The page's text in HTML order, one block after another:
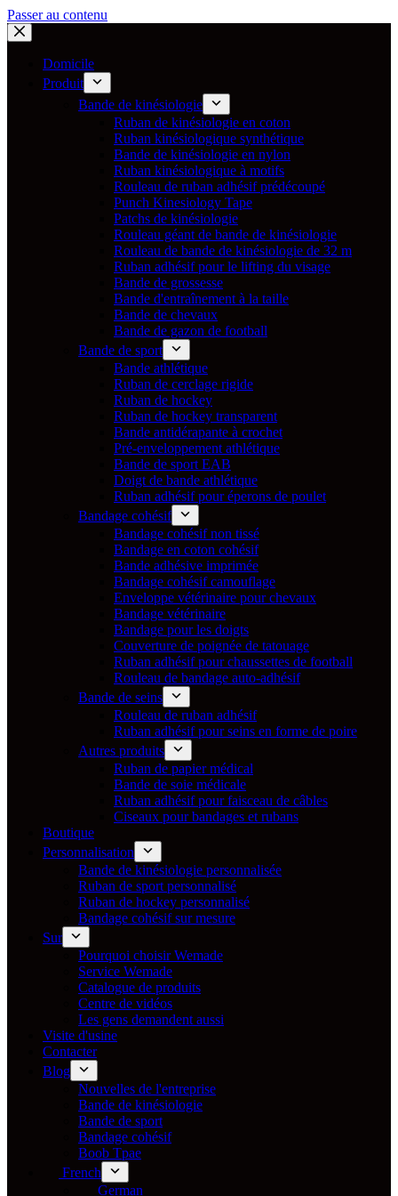
Passer au contenu
Domicile
Produit
Bande de kinésiologie
Ruban de kinésiologie en coton
Ruban kinésiologique synthétique
Bande de kinésiologie en nylon
Ruban kinésiologique à motifs
Rouleau de ruban adhésif prédécoupé
Punch Kinesiology Tape
Patchs de kinésiologie
Rouleau géant de bande de kinésiologie
Rouleau de bande de kinésiologie de 32 m
Ruban adhésif pour le lifting du visage
Bande de grossesse
Bande d'entraînement à la taille
Bande de chevaux
Bande de gazon de football
Bande de sport
Bande athlétique
Ruban de cerclage rigide
Ruban de hockey
Ruban de hockey transparent
Bande antidérapante à crochet
Pré-enveloppement athlétique
Bande de sport EAB
Doigt de bande athlétique
Ruban adhésif pour éperons de poulet
Bandage cohésif
Bandage cohésif non tissé
Bandage en coton cohésif
Bande adhésive imprimée
Bandage cohésif camouflage
Enveloppe vétérinaire pour chevaux
Bandage vétérinaire
Bandage pour les doigts
Couverture de poignée de tatouage
Ruban adhésif pour chaussettes de football
Rouleau de bandage auto-adhésif
Bande de seins
Rouleau de ruban adhésif
Ruban adhésif pour seins en forme de poire
Autres produits
Ruban de papier médical
Bande de soie médicale
Ruban adhésif pour faisceau de câbles
Ciseaux pour bandages et rubans
Boutique
Personnalisation
Bande de kinésiologie personnalisée
Ruban de sport personnalisé
Ruban de hockey personnalisé
Bandage cohésif sur mesure
Sur
Pourquoi choisir Wemade
Service Wemade
Catalogue de produits
Centre de vidéos
Les gens demandent aussi
Visite d'usine
Contacter
Blog
Nouvelles de l'entreprise
Bande de kinésiologie
Bande de sport
Bandage cohésif
Boob Tpae
French
German